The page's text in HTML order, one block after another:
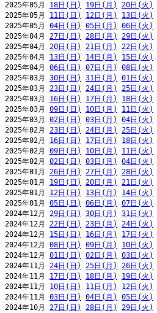
2025年05月 18日(日) 19日(月) 20日(火)
2025年05月 11日(日) 12日(月) 13日(火)
2025年05月 04日(日) 05日(月) 06日(火)
2025年04月 27日(日) 28日(月) 29日(火)
2025年04月 20日(日) 21日(月) 22日(火)
2025年04月 13日(日) 14日(月) 15日(火)
2025年04月 06日(日) 07日(月) 08日(火)
2025年03月 30日(日) 31日(月) 01日(火)
2025年03月 23日(日) 24日(月) 25日(火)
2025年03月 16日(日) 17日(月) 18日(火)
2025年03月 09日(日) 10日(月) 11日(火)
2025年03月 02日(日) 03日(月) 04日(火)
2025年02月 23日(日) 24日(月) 25日(火)
2025年02月 16日(日) 17日(月) 18日(火)
2025年02月 09日(日) 10日(月) 11日(火)
2025年02月 02日(日) 03日(月) 04日(火)
2025年01月 26日(日) 27日(月) 28日(火)
2025年01月 19日(日) 20日(月) 21日(火)
2025年01月 12日(日) 13日(月) 14日(火)
2025年01月 05日(日) 06日(月) 07日(火)
2024年12月 29日(日) 30日(月) 31日(火)
2024年12月 22日(日) 23日(月) 24日(火)
2024年12月 15日(日) 16日(月) 17日(火)
2024年12月 08日(日) 09日(月) 10日(火)
2024年12月 01日(日) 02日(月) 03日(火)
2024年11月 24日(日) 25日(月) 26日(火)
2024年11月 17日(日) 18日(月) 19日(火)
2024年11月 10日(日) 11日(月) 12日(火)
2024年11月 03日(日) 04日(月) 05日(火)
2024年10月 27日(日) 28日(月) 29日(火)